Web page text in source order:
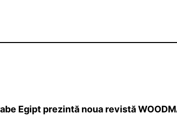
Egipt prezintă noua revistă